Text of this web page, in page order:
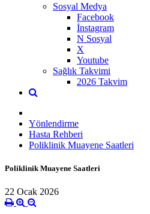
Sosyal Medya
Facebook
İnstagram
N Sosyal
X
Youtube
Sağlık Takvimi
2026 Takvim
Yönlendirme
Hasta Rehberi
Poliklinik Muayene Saatleri
Poliklinik Muayene Saatleri
22 Ocak 2026